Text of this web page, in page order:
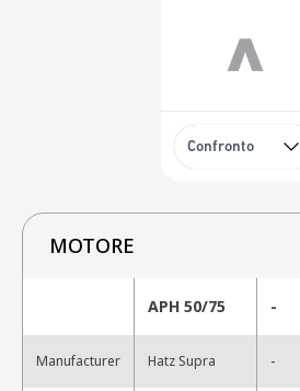
Confronto
MOTORE
APH 50/75 -
Manufacturer Hatz Supra -